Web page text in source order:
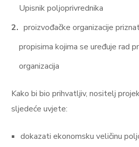
Upisnik poljoprivrednika
proizvođačke organizacije
propisima kojima se uređuje rad
organizacija
Kako bi bio prihvatljiv, nositelj
sljedeće uvjete:
dokazati ekonomsku veličinu